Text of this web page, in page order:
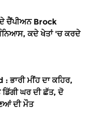
ਚੈਂਪੀਅਨ Brock
ਕਦੇ ਖੇਤਾਂ 'ਚ ਕਰਦੇ
ਭਾਰੀ ਮੀਂਹ ਦਾ ਕਹਿਰ,
ਘਰ ਦੀ ਛੱਤ, ਦੋ
ਦੀ ਮੌਤ